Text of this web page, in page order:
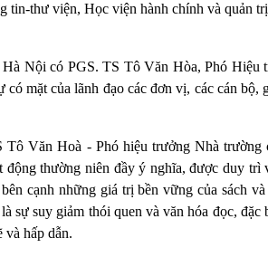
tin-thư viện, Học viện hành chính và quản
Nội có PGS. TS Tô Văn Hòa, Phó Hiệu
mặt của lãnh đạo các đơn vị, các cán
Tô Văn Hoà - Phó hiệu trưởng Nhà
thường niên đầy ý nghĩa, được duy
cạnh những giá trị bền vững của sách
sự suy giảm thói quen và văn hóa đọc,
và hấp dẫn.